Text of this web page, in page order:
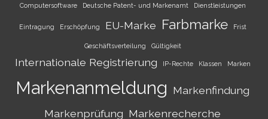
Computersoftware Deutsche Patent- und Markenamt Dienstleistungen
Eintragung Erschöpfung EU-Marke Farbmarke Frist
Geschäftsverteilung Gültigkeit
Internationale Registrierung IP-Rechte Klassen Marken
Markenanmeldung Markenfindung
Markenprüfung Markenrecherche